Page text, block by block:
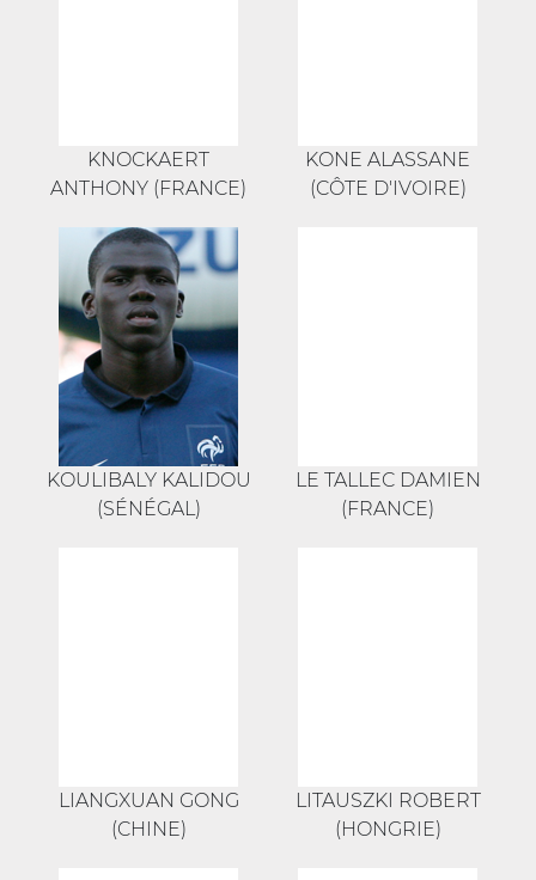
KNOCKAERT
ANTHONY (FRANCE)
KONE ALASSANE
(CÔTE D'IVOIRE)
KOULIBALY KALIDOU
(SÉNÉGAL)
LE TALLEC DAMIEN
(FRANCE)
LIANGXUAN GONG
(CHINE)
LITAUSZKI ROBERT
(HONGRIE)